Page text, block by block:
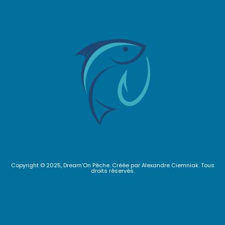
Copyright © 2025, Dream'On Pêche. Créée par Alexandre Ciemniak. Tous
droits réservés.